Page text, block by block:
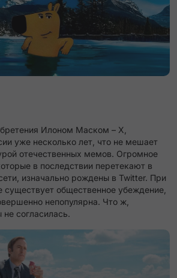
Илоном Маском – X,
уже несколько лет, что не мешает
отечественных мемов. Огромное
в последствии перетекают в
изначально рождены в Twitter. При
существует общественное убеждение,
непопулярна. Что ж,
согласилась.